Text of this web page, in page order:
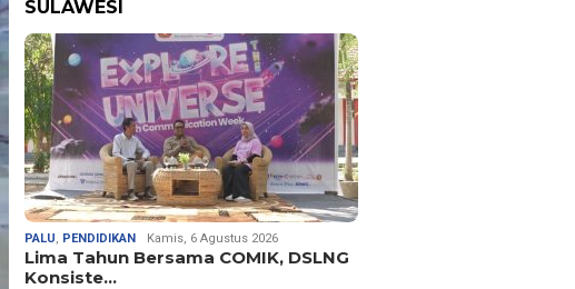
SULAWESI
PALU, PENDIDIKAN Kamis, 6 Agustus 2026
Lima Tahun Bersama COMIK, DSLNG
Konsiste…